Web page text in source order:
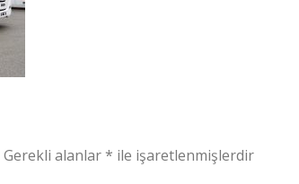
Gerekli alanlar* ile işaretlenmişlerdir